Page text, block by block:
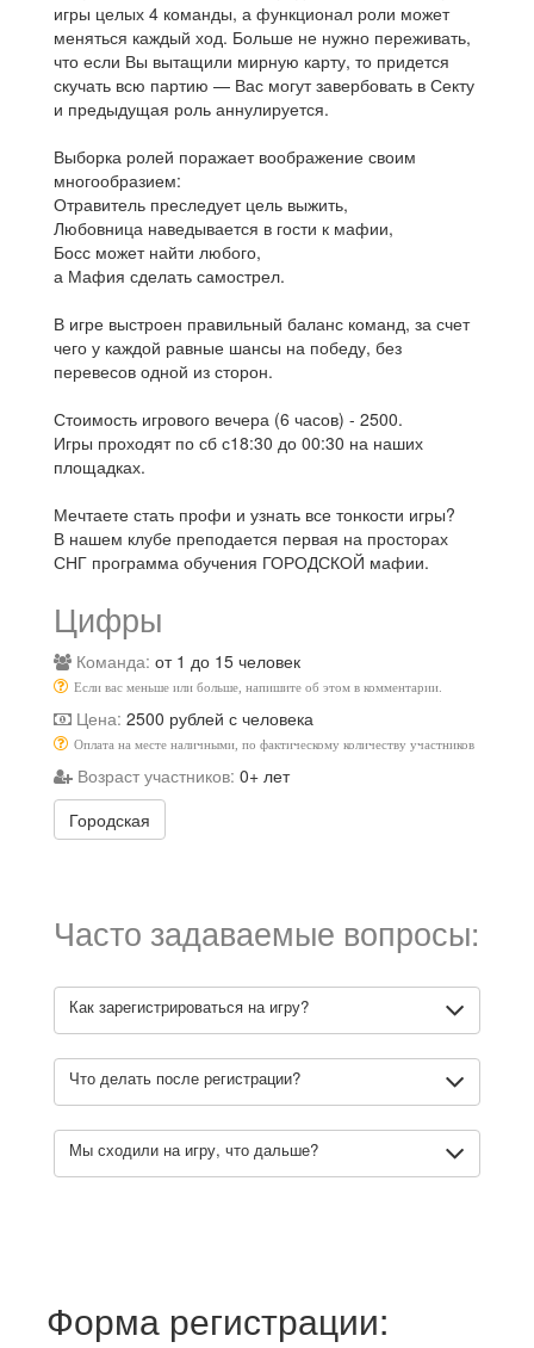
игры целых 4 команды, а функционал роли может
меняться каждый ход. Больше не нужно переживать,
что если Вы вытащили мирную карту, то придется
скучать всю партию — Вас могут завербовать в Секту
и предыдущая роль аннулируется.
Выборка ролей поражает воображение своим
многообразием:
Отравитель преследует цель выжить,
Любовница наведывается в гости к мафии,
Босс может найти любого,
а Мафия сделать самострел.
В игре выстроен правильный баланс команд, за счет
чего у каждой равные шансы на победу, без
перевесов одной из сторон.
Стоимость игрового вечера (6 часов) - 2500.
Игры проходят по сб с18:30 до 00:30 на наших
площадках.
Мечтаете стать профи и узнать все тонкости игры?
В нашем клубе преподается первая на просторах
СНГ программа обучения ГОРОДСКОЙ мафии.
Цифры
Команда: от 1 до 15 человек
Если вас меньше или больше, напишите об этом в комментарии.
Цена: 2500 рублей с человека
Оплата на месте наличными, по фактическому количеству участников
Возраст участников: 0+ лет
Городская
Часто задаваемые вопросы:
Как зарегистрироваться на игру?
Что делать после регистрации?
Мы сходили на игру, что дальше?
Форма регистрации: